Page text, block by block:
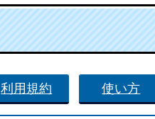
利用規約 使い方